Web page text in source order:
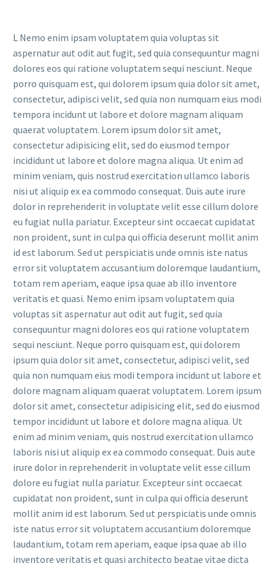
L Nemo enim ipsam voluptatem quia voluptas sit
aspernatur aut odit aut fugit, sed quia consequuntur magni
dolores eos qui ratione voluptatem sequi nesciunt. Neque
porro quisquam est, qui dolorem ipsum quia dolor sit amet,
consectetur, adipisci velit, sed quia non numquam eius modi
tempora incidunt ut labore et dolore magnam aliquam
quaerat voluptatem. Lorem ipsum dolor sit amet,
consectetur adipisicing elit, sed do eiusmod tempor
incididunt ut labore et dolore magna aliqua. Ut enim ad
minim veniam, quis nostrud exercitation ullamco laboris
nisi ut aliquip ex ea commodo consequat. Duis aute irure
dolor in reprehenderit in voluptate velit esse cillum dolore
eu fugiat nulla pariatur. Excepteur sint occaecat cupidatat
non proident, sunt in culpa qui officia deserunt mollit anim
id est laborum. Sed ut perspiciatis unde omnis iste natus
error sit voluptatem accusantium doloremque laudantium,
totam rem aperiam, eaque ipsa quae ab illo inventore
veritatis et quasi. Nemo enim ipsam voluptatem quia
voluptas sit aspernatur aut odit aut fugit, sed quia
consequuntur magni dolores eos qui ratione voluptatem
sequi nesciunt. Neque porro quisquam est, qui dolorem
ipsum quia dolor sit amet, consectetur, adipisci velit, sed
quia non numquam eius modi tempora incidunt ut labore et
dolore magnam aliquam quaerat voluptatem. Lorem ipsum
dolor sit amet, consectetur adipisicing elit, sed do eiusmod
tempor incididunt ut labore et dolore magna aliqua. Ut
enim ad minim veniam, quis nostrud exercitation ullamco
laboris nisi ut aliquip ex ea commodo consequat. Duis aute
irure dolor in reprehenderit in voluptate velit esse cillum
dolore eu fugiat nulla pariatur. Excepteur sint occaecat
cupidatat non proident, sunt in culpa qui officia deserunt
mollit anim id est laborum. Sed ut perspiciatis unde omnis
iste natus error sit voluptatem accusantium doloremque
laudantium, totam rem aperiam, eaque ipsa quae ab illo
inventore veritatis et quasi architecto beatae vitae dicta